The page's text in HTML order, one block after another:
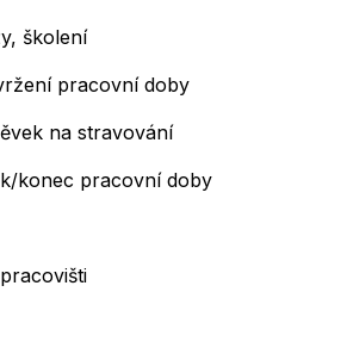
školení
pracovní doby
na stravování
konec pracovní doby